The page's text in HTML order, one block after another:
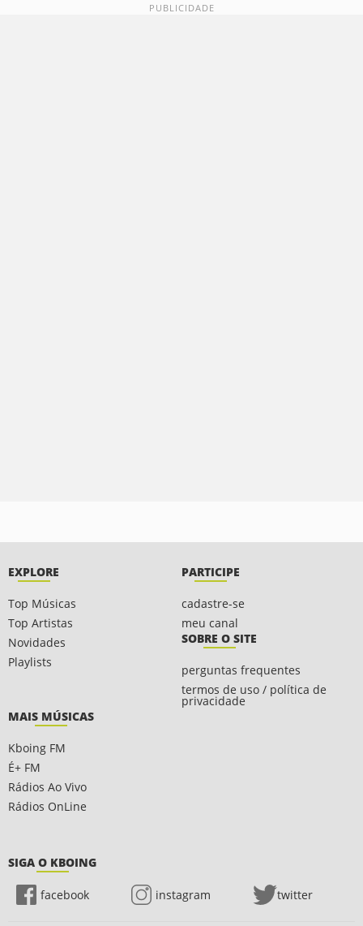
EXPLORE
Top Músicas
Top Artistas
Novidades
Playlists
PARTICIPE
cadastre-se
meu canal
SOBRE O SITE
perguntas frequentes
termos de uso / política de
privacidade
MAIS MÚSICAS
Kboing FM
É+ FM
Rádios Ao Vivo
Rádios OnLine
SIGA O KBOING
facebook instagram twitter